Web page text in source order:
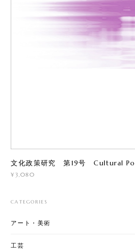
文化政策研究 第19号 Cultural
¥3,080
CATEGORIES
アート・美術
工芸